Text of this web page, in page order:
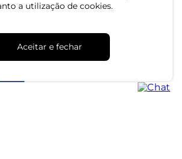
a utilização de cookies.
Aceitar e fechar
CNPJ: 79.233.672/0001-05
391 - 89129-080 - Luiz Alves - SC